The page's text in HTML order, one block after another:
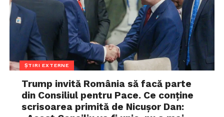
ȘTIRI EXTERNE
Trump invită România să facă parte
din Consiliul pentru Pace. Ce conține
scrisoarea primită de Nicușor Dan: